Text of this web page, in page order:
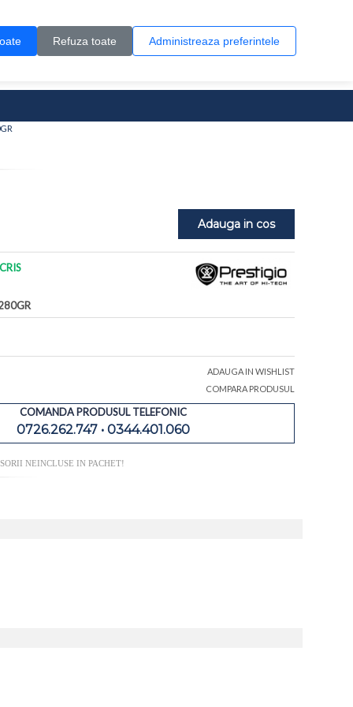
Refuza toate Administreaza preferintele
0 produs(e)
Adauga in cos
ADAUGA IN WISHLIST
COMPARA PRODUSUL
COMANDA PRODUSUL TELEFONIC
0726.262.747 • 0344.401.060
NEINCLUSE IN PACHET!